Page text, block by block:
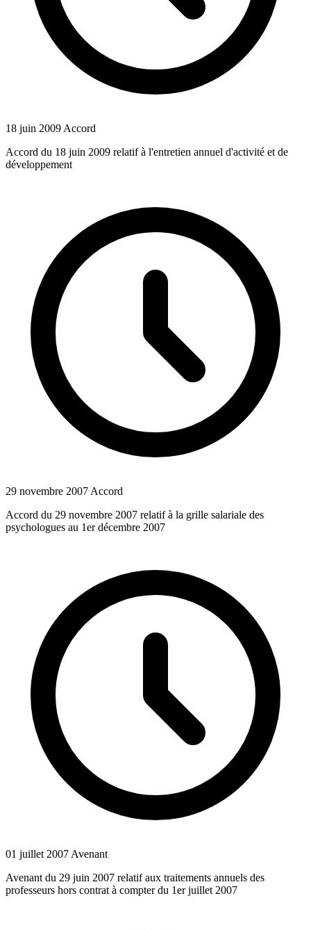
18 juin 2009 Accord
Accord du 18 juin 2009 relatif à l'entretien annuel d'activité et de
développement
29 novembre 2007 Accord
Accord du 29 novembre 2007 relatif à la grille salariale des
psychologues au 1er décembre 2007
01 juillet 2007 Avenant
Avenant du 29 juin 2007 relatif aux traitements annuels des
professeurs hors contrat à compter du 1er juillet 2007